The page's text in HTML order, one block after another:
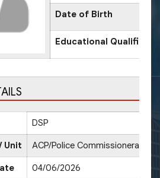
Date of Birth
Educational
DSP
Unit ACP/Police Commissionerate
04/06/2026